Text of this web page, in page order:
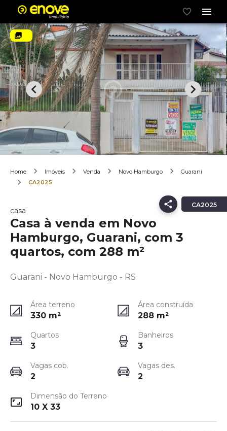
Home Imóveis Venda Novo Hamburgo
Guarani
CA2025
CA2025
casa
Casa à venda em Novo
Hamburgo, Guarani, com 3
quartos, com 288 m²
Guarani - Novo Hamburgo - RS
Área terreno
330 m²
Área construída
288 m²
Quartos
3
Banheiros
3
Vagas cob.
2
Vagas des.
2
Dimensão do Terreno
10 X 33